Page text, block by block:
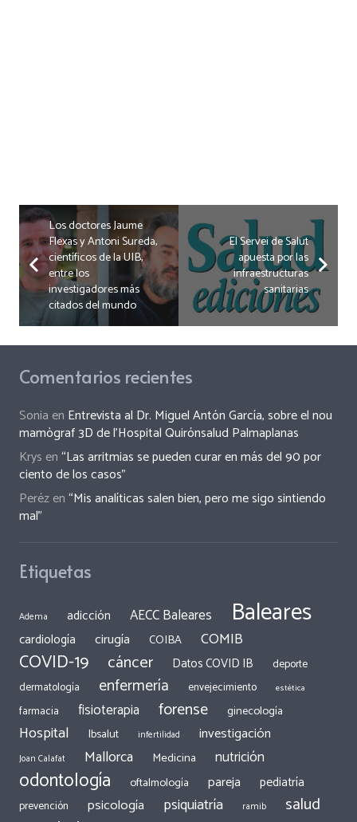
Los doctores Jaume
Flexas y Antoni Sureda,
científicos de la UIB,
entre los
investigadores más
citados del mundo
El Servei de Salut
apuesta por las
infraestructuras
sanitarias
Comentarios recientes
Sonia en Entrevista al Dr. Miguel Antón García, sobre el nou
mamògraf 3D de l’Hospital Quirónsalud Palmaplanas
Krys en“Las arritmias se pueden curar en más del 90 por
ciento de los casos”
Perézen“Mis analíticas salen bien, pero me sigo sintiendo
mal”
Etiquetas
Adema adicción AECC Baleares Baleares
cardiología cirugía COIBA COMIB
COVID-19 cáncer Datos COVID IB
deporte
dermatología
enfermería envejecimiento estética
farmacia fisioterapia forense ginecología
Hospital Ibsalut infertilidad investigación
Joan Calafat Mallorca Medicina nutrición
odontología oftalmología pareja pediatría
prevención psicología psiquiatría ramib salud